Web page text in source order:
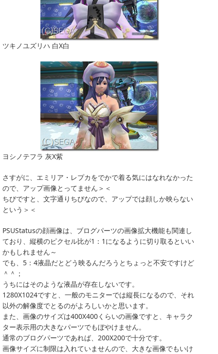
ツキノユズリハ 白X白
ヨシノテフラ 灰X紫
さすがに、エミリア・レプカをでかで着る気にはなれなかった
ので、アップ画像とってません＞＜
ちびですと、文字通りちびなので、アップでは顔しか映らない
という＞＜
PSUStatusの顔画像は、ブログパーツの画像拡大機能も関連し
ており、縦横のピクセル比が1：1になるように切り取るといい
かもしれません～
でも、5：4液晶だとどう映るんだろうとちょっと不安ですけど
＾＾；
うちにはそのような液晶が存在しないです。
1280X1024ですと、一般のモニターでは縦長になるので、それ
以外の解像度でとるのがよろしいかと思います。
また、画像のサイズは400X400くらいの画像ですと、キャラク
ター表示用の大きなパーツでもぼやけません。
通常のブログパーツであれば、200X200で十分です。
画像サイズに制限は入れていませんので、大きな画像でもいけ